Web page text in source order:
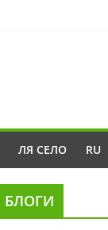
ЛЯ СЕЛО RU
БЛОГИ